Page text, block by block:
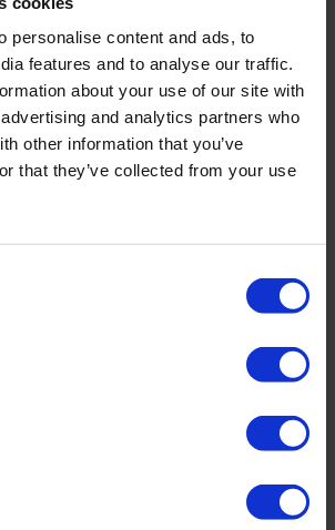
personalise content and ads, to
features and to analyse our traffic.
about your use of our site with
and analytics partners who
other information that you’ve
that they’ve collected from your use
Product Details
Taille und Dekolleté stehen im Mittelpunkt
aussagestarken Farben und neutralem Weiß.
im heiteren Coral, frischen Carribean und
Farbtönen ein. Badeanzug mit
over-Dekolleté sowie breiteren Trägern.